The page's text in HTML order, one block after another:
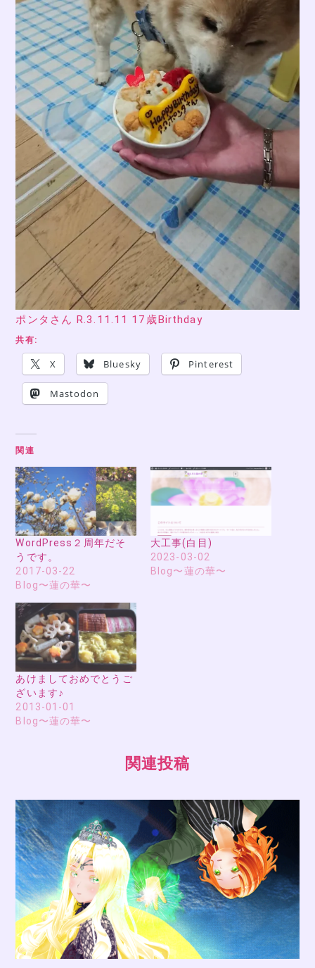
ポンタさん R.3.11.11 17歳Birthday
共有:
X Bluesky Pinterest
Mastodon
関連
WordPress２周年だそ
うです。
2017-03-22
Blog〜蓮の華〜
大工事(白目)
2023-03-02
Blog〜蓮の華〜
あけましておめでとうご
ざいます♪
2013-01-01
Blog〜蓮の華〜
関連投稿